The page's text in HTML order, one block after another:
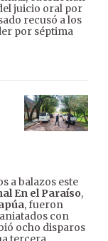
juicio oral por
recusó a los
por séptima
a balazos este
En el Paraíso,
, fueron
con
ocho disparos